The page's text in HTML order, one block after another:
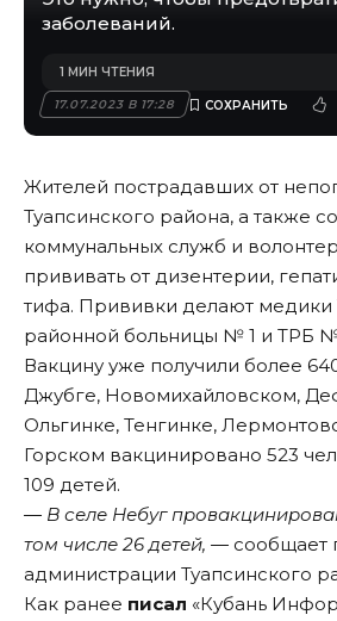
заболеваний.
17.07.2023 В 17:28
1 МИН ЧТЕНИЯ
Жителей пострадавших от
Туапсинского района, а также
коммунальных служб и
прививать от дизентерии,
тифа. Прививки делают медики
районной больницы № 1 и ТРБ
Вакцину уже получили более
Джубге, Новомихайловском,
Ольгинке, Тенгинке,
Горском вакцинировано 523
109 детей.
― В селе Небуг
том числе 26 детей, ― сообщает
администрации Туапсинского
Как ранее писал «Кубань